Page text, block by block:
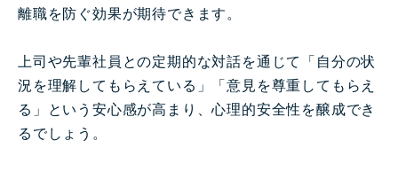
離職を防ぐ効果が期待できます。
上司や先輩社員との定期的な対話を通じて「自分の状
況を理解してもらえている」「意見を尊重してもらえ
る」という安心感が高まり、心理的安全性を醸成でき
るでしょう。